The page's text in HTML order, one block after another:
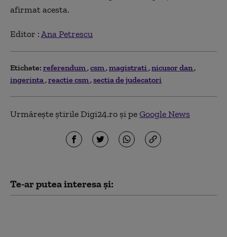
afirmat acesta.
Editor :Ana Petrescu
Etichete: referendum csm magistrati nicusor dan
ingerinta reactie csm sectia de judecatori
Urmărește știrile Digi24.ro și peGoogle News
Te-ar putea interesa și: